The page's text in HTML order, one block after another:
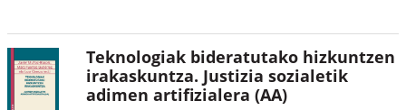
Teknologiak bideratutako hizkuntzen
irakaskuntza. Justizia sozialetik
adimen artifizialera (AA)